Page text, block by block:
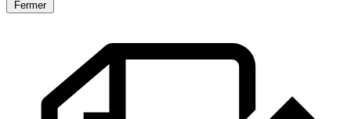
Fermer